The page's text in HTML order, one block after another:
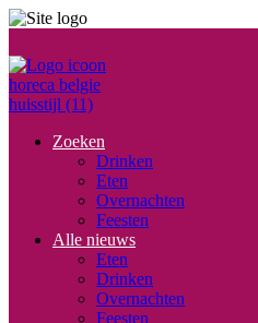
Zoeken
Drinken
Eten
Overnachten
Feesten
Alle nieuws
Eten
Drinken
Overnachten
Feesten